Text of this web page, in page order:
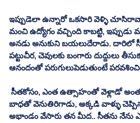
ఇప్పుడెలా ఉన్నారో ఒకసారి వెళ్ళి
మంచి ఉద్యోగం వచ్చింది కాబట్టి,
అనడు అనుకుని బయలుదేరాడు. దారిలో
పట్టుచీర, చెవులకు బంగారు దుద్దులు
ఆనందంతో పరుగులుపెడుతుంటే
బాధతో వెనుతిరిగాడు, అక్కడి వాళ్ళు
అభాండం వేసారు తన మీద.. సీతను నేను